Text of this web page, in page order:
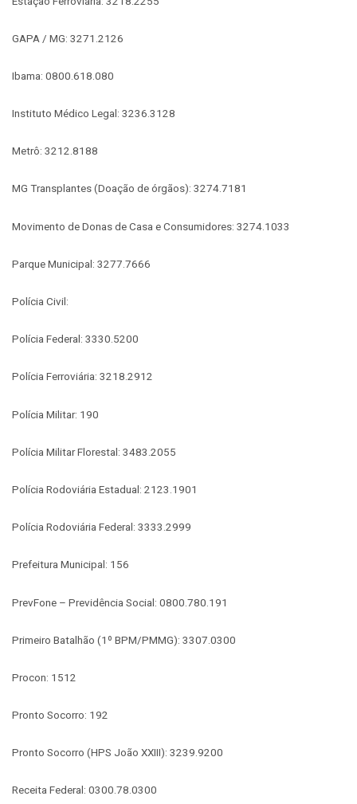
GAPA / MG: 3271.2126
Ibama: 0800.618.080
Instituto Médico Legal: 3236.3128
Metrô: 3212.8188
MG Transplantes (Doação de órgãos): 3274.7181
Movimento de Donas de Casa e Consumidores: 3274.1033
Parque Municipal: 3277.7666
Polícia Civil:
Polícia Federal: 3330.5200
Polícia Ferroviária: 3218.2912
Polícia Militar: 190
Polícia Militar Florestal: 3483.2055
Polícia Rodoviária Estadual: 2123.1901
Polícia Rodoviária Federal: 3333.2999
Prefeitura Municipal: 156
PrevFone – Previdência Social: 0800.780.191
Primeiro Batalhão (1º BPM/PMMG): 3307.0300
Procon: 1512
Pronto Socorro: 192
Pronto Socorro (HPS João XXIII): 3239.9200
Receita Federal: 0300.78.0300